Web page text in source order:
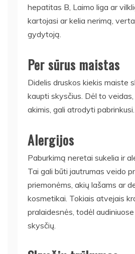
hepatitas B, Laimo liga ar
kartojasi ar kelia nerimą,
gydytoją.
Per sūrus maistas
Didelis druskos kiekis maiste
kaupti skysčius. Dėl to
akimis, gali atrodyti pabrinkusi.
Alergijos
Paburkimą neretai sukelia ir
Tai gali būti jautrumas veido
priemonėms, akių lašams ar
kosmetikai. Tokiais atvejais
pralaidesnės, todėl
skysčių.